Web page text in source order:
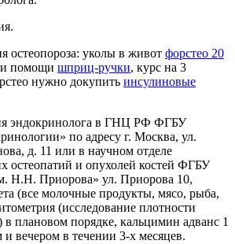
остеопороза: уколы в живот форстео 20
помощи шприц-ручки, курс на 3
нужно докупить инсулиновые
эндокринолога в ГНЦ РФ ФГБУ
по адресу г. Москва, ул.
д. 11 или в научном отделе
остеопатий и опухолей костей ФГБУ
Приорова» ул. Приорова 10,
(все молочные продукты, мясо, рыба,
(исследование плотности
в плановом порядке, кальцимин адванс 1
и вечером в течении 3-х месяцев.